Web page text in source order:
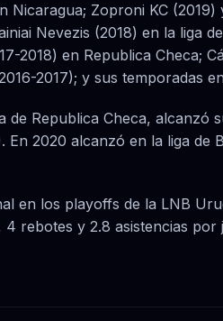
Nicaragua; Zoproni KC (2019)
Nevezis (2018) en la liga
2018) en Republica Checa;
2017); y sus temporadas
de Republica Checa, alcanzó
En 2020 alcanzó en la liga de
en los playoffs de la LNB
rebotes y 2.8 asistencias por